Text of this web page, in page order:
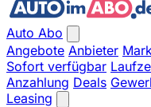
Auto Abo
Angebote Anbieter
Sofort verfügbar
Anzahlung Deals
Leasing